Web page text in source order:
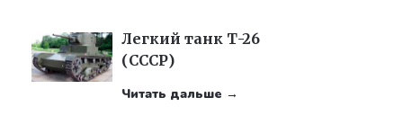
Легкий танк Т-26
(СССР)
Читать дальше →